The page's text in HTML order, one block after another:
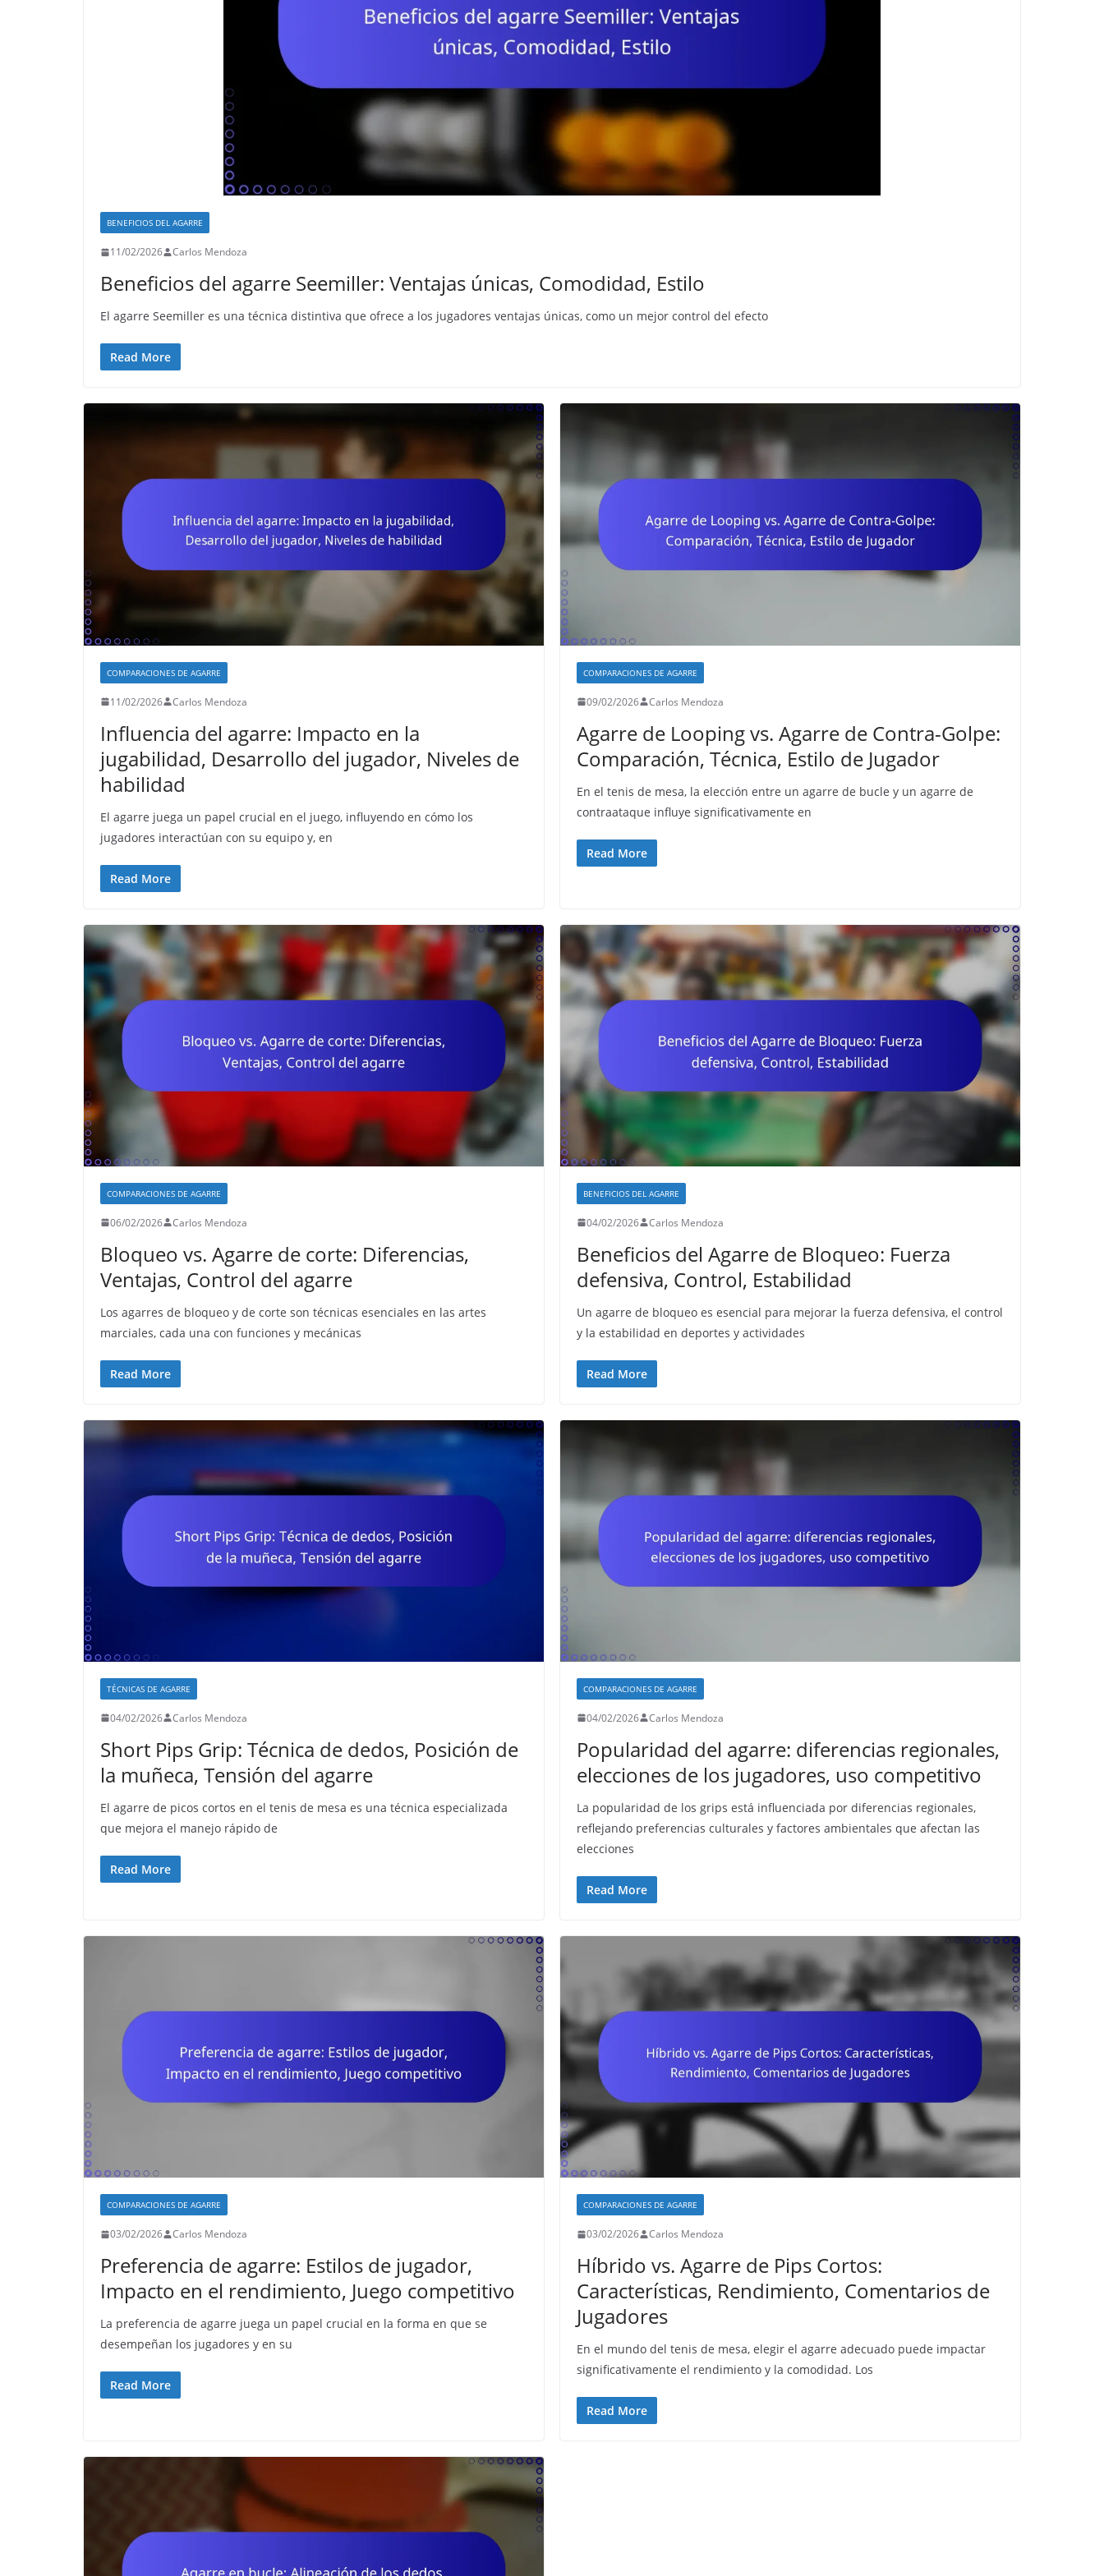
BENEFICIOS DEL AGARRE
11/02/2026 Carlos Mendoza
Beneficios del agarre Seemiller: Ventajas únicas, Comodidad, Estilo
El agarre Seemiller es una técnica distintiva que ofrece a los jugadores ventajas únicas, como un mejor control del efecto
Read More
COMPARACIONES DE AGARRE
11/02/2026 Carlos Mendoza
Influencia del agarre: Impacto en la
jugabilidad, Desarrollo del jugador, Niveles de
habilidad
El agarre juega un papel crucial en el juego, influyendo en cómo los
jugadores interactúan con su equipo y, en
Read More
COMPARACIONES DE AGARRE
09/02/2026 Carlos Mendoza
Agarre de Looping vs. Agarre de Contra-Golpe:
Comparación, Técnica, Estilo de Jugador
En el tenis de mesa, la elección entre un agarre de bucle y un agarre de
contraataque influye significativamente en
Read More
COMPARACIONES DE AGARRE
06/02/2026 Carlos Mendoza
Bloqueo vs. Agarre de corte: Diferencias,
Ventajas, Control del agarre
Los agarres de bloqueo y de corte son técnicas esenciales en las artes
marciales, cada una con funciones y mecánicas
Read More
BENEFICIOS DEL AGARRE
04/02/2026 Carlos Mendoza
Beneficios del Agarre de Bloqueo: Fuerza
defensiva, Control, Estabilidad
Un agarre de bloqueo es esencial para mejorar la fuerza defensiva, el control
y la estabilidad en deportes y actividades
Read More
TÉCNICAS DE AGARRE
04/02/2026 Carlos Mendoza
Short Pips Grip: Técnica de dedos, Posición de
la muñeca, Tensión del agarre
El agarre de picos cortos en el tenis de mesa es una técnica especializada
que mejora el manejo rápido de
Read More
COMPARACIONES DE AGARRE
04/02/2026 Carlos Mendoza
Popularidad del agarre: diferencias regionales,
elecciones de los jugadores, uso competitivo
La popularidad de los grips está influenciada por diferencias regionales,
reflejando preferencias culturales y factores ambientales que afectan las
elecciones
Read More
COMPARACIONES DE AGARRE
03/02/2026 Carlos Mendoza
Preferencia de agarre: Estilos de jugador,
Impacto en el rendimiento, Juego competitivo
La preferencia de agarre juega un papel crucial en la forma en que se
desempeñan los jugadores y en su
Read More
COMPARACIONES DE AGARRE
03/02/2026 Carlos Mendoza
Híbrido vs. Agarre de Pips Cortos:
Características, Rendimiento, Comentarios de
Jugadores
En el mundo del tenis de mesa, elegir el agarre adecuado puede impactar
significativamente el rendimiento y la comodidad. Los
Read More